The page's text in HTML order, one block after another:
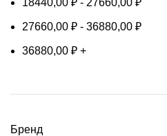
18440,00 ₽ - 27660,00 ₽
27660,00 ₽ - 36880,00 ₽
36880,00 ₽ +
Бренд